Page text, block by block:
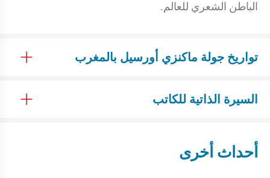
الباطن الشعري للعالم.
تواريخ جولة ماكنزي أورسيل بالمغرب
السيرة الذاتية للكاتب
أحداث أخرى